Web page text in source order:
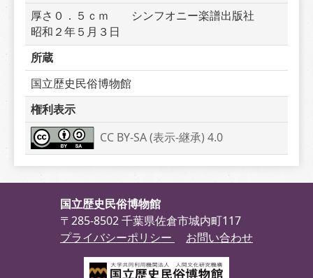
厚さ０．５ｃｍ　　シンフオニー楽譜出版社
昭和２年５月３日
所蔵
国立歴史民俗博物館
権利表示
CC BY-SA (表示-継承) 4.0
国立歴史民俗博物館
〒285-8502 千葉県佐倉市城内町117
プライバシーポリシー
お問い合わせ